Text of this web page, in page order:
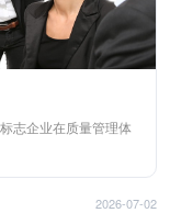
志企业在质量管理体
2026-07-02